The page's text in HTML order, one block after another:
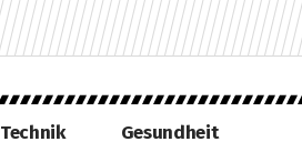
Technik Gesundheit